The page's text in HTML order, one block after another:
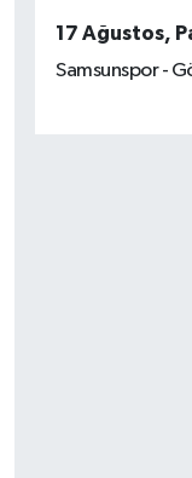
17 Ağustos,
Samsunspor -